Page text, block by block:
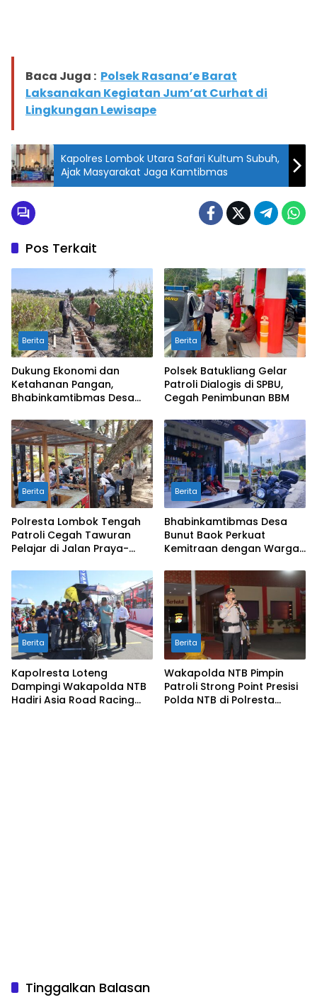
Baca Juga : Polsek Rasana’e Barat
Laksanakan Kegiatan Jum’at Curhat di
Lingkungan Lewisape
Kapolres Lombok Utara Safari Kultum Subuh,
Ajak Masyarakat Jaga Kamtibmas
Pos Terkait
Berita
Dukung Ekonomi dan
Ketahanan Pangan,
Bhabinkamtibmas Desa
Cek Kualitas Hasil
Pertanian
Berita
Polsek Batukliang Gelar
Patroli Dialogis di SPBU,
Cegah Penimbunan BBM
Berita
Polresta Lombok Tengah
Patroli Cegah Tawuran
Pelajar di Jalan Praya-
Berita
Bhabinkamtibmas Desa
Bunut Baok Perkuat
Kemitraan dengan Warga
Berita
Kapolresta Loteng
Dampingi Wakapolda NTB
Hadiri Asia Road Racing
Berita
Wakapolda NTB Pimpin
Patroli Strong Point Presisi
Polda NTB di Polresta
Tinggalkan Balasan